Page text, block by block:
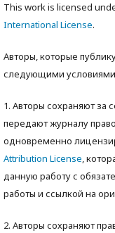
This work is licensed
International License.
Авторы, которые
следующими
1. Авторы сохраняют за
передают журналу
одновременно
Attribution License,
данную работу с
работы и ссылкой на
2. Авторы сохраняют